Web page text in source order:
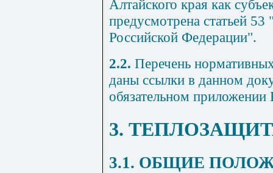
Алтайского края как
предусмотрена статьей 53
Российской Федерации".
2.2. Перечень
даны ссылки в данном
обязательном приложении
3.
3.1. ОБЩИЕ